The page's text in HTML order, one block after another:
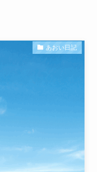
あおい日記